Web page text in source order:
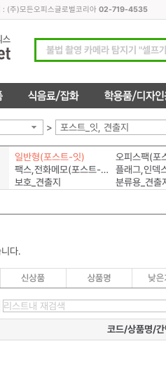
: (주)모든오피스글로벌코리아 02-719-4535
> 포스트_잇, 견출지
일반형(포스트-잇)
오피스팩(포
팩스,전화메모(포스트-잇)
보호_견출지
분류용_견출
다.
코드/상품명/간